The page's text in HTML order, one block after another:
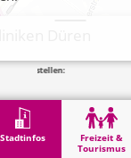
Stadtinfos
Freizeit &
Tourismus
Düren
Rheinische Kliniken Düren